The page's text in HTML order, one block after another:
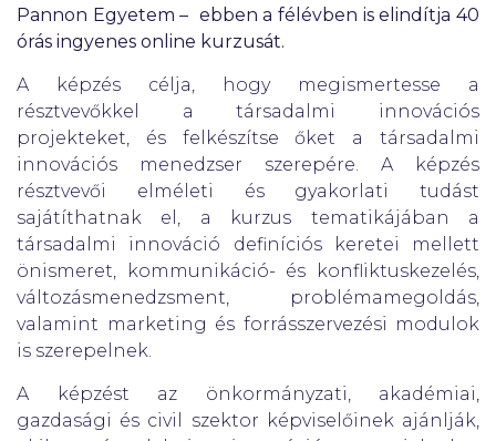
Pannon Egyetem – ebben a félévben is elindítja 40
órás ingyenes online kurzusát.
A képzés célja, hogy megismertesse a
résztvevőkkel a társadalmi innovációs
projekteket, és felkészítse őket a társadalmi
innovációs menedzser szerepére. A képzés
résztvevői elméleti és gyakorlati tudást
sajátíthatnak el, a kurzus tematikájában a
társadalmi innováció definíciós keretei mellett
önismeret, kommunikáció- és konfliktuskezelés,
változásmenedzsment, problémamegoldás,
valamint marketing és forrásszervezési modulok
is szerepelnek.
A képzést az önkormányzati, akadémiai,
gazdasági és civil szektor képviselőinek ajánlják,